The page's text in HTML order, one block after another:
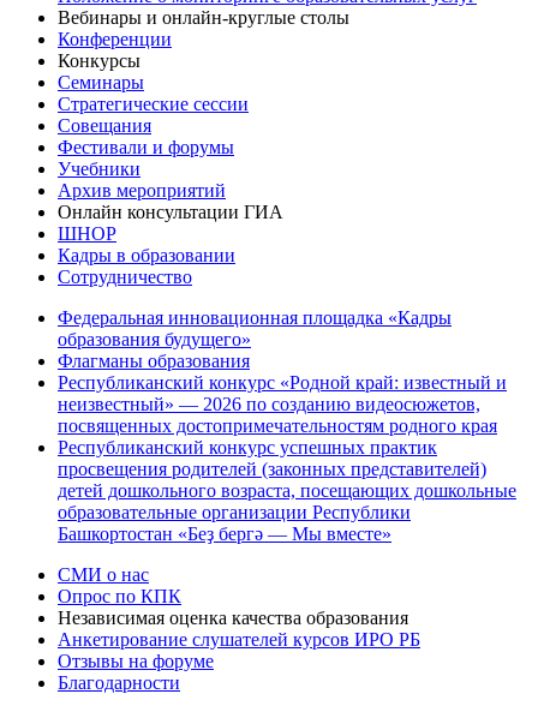
Вебинары и онлайн-круглые столы
Конференции
Конкурсы
Семинары
Стратегические сессии
Совещания
Фестивали и форумы
Учебники
Архив мероприятий
Онлайн консультации ГИА
ШНОР
Кадры в образовании
Сотрудничество
Федеральная инновационная площадка «Кадры
образования будущего»
Флагманы образования
Республиканский конкурс «Родной край: известный и
неизвестный» — 2026 по созданию видеосюжетов,
посвященных достопримечательностям родного края
Республиканский конкурс успешных практик
просвещения родителей (законных представителей)
детей дошкольного возраста, посещающих дошкольные
образовательные организации Республики
Башкортостан «Беҙ бергә — Мы вместе»
СМИ о нас
Опрос по КПК
Независимая оценка качества образования
Анкетирование слушателей курсов ИРО РБ
Отзывы на форуме
Благодарности